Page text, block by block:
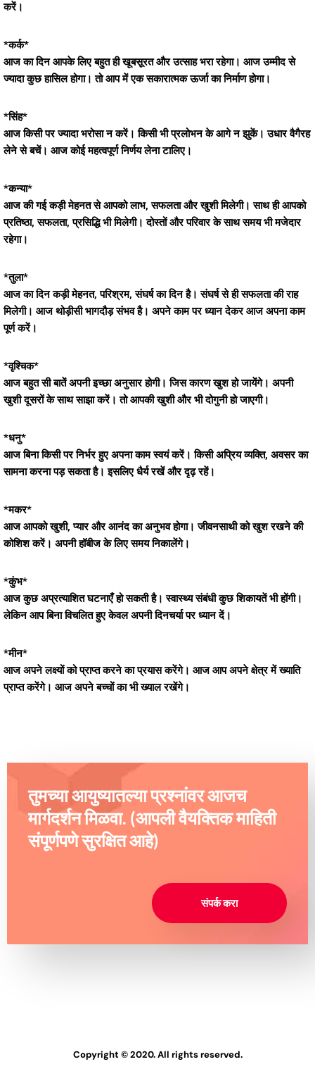
करें।
*कर्क*
आज का दिन आपके लिए बहुत ही खूबसूरत और उत्साह भरा रहेगा। आज उम्मीद से
ज्यादा कुछ हासिल होगा। तो आप में एक सकारात्मक ऊर्जा का निर्माण होगा।
*सिंह*
आज किसी पर ज्यादा भरोसा न करें। किसी भी प्रलोभन के आगे न झुकें। उधार वैगैरह
लेने से बचें। आज कोई महत्वपूर्ण निर्णय लेना टालिए।
*कन्या*
आज की गई कड़ी मेहनत से आपको लाभ, सफलता और खुशी मिलेगी। साथ ही आपको
प्रतिष्ठा, सफलता, प्रसिद्धि भी मिलेगी। दोस्तों और परिवार के साथ समय भी मजेदार
रहेगा।
*तुला*
आज का दिन कड़ी मेहनत, परिश्रम, संघर्ष का दिन है। संघर्ष से ही सफलता की राह
मिलेगी। आज थोड़ीसी भागदौड़ संभव है। अपने काम पर ध्यान देकर आज अपना काम
पूर्ण करें।
*वृश्चिक*
आज बहुत सी बातें अपनी इच्छा अनुसार होगी। जिस कारण खुश हो जायेंगे। अपनी
खुशी दूसरों के साथ साझा करें। तो आपकी खुशी और भी दोगुनी हो जाएगी।
*धनु*
आज बिना किसी पर निर्भर हुए अपना काम स्वयं करें। किसी अप्रिय व्यक्ति, अवसर का
सामना करना पड़ सकता है। इसलिए धैर्य रखें और दृढ़ रहें।
*मकर*
आज आपको खुशी, प्यार और आनंद का अनुभव होगा। जीवनसाथी को खुश रखने की
कोशिश करें। अपनी हॉबीज के लिए समय निकालेंगे।
*कुंभ*
आज कुछ अप्रत्याशित घटनाएँ हो सकती है। स्वास्थ्य संबंधी कुछ शिकायतें भी होंगी।
लेकिन आप बिना विचलित हुए केवल अपनी दिनचर्या पर ध्यान दें।
*मीन*
आज अपने लक्ष्यों को प्राप्त करने का प्रयास करेंगे। आज आप अपने क्षेत्र में ख्याति
प्राप्त करेंगे। आज अपने बच्चों का भी ख्याल रखेंगे।
तुमच्या आयुष्यातल्या प्रश्नांवर आजच
मार्गदर्शन मिळवा. (आपली वैयक्तिक माहिती
संपूर्णपणे सुरक्षित आहे)
संपर्क करा
Copyright © 2020. All rights reserved.